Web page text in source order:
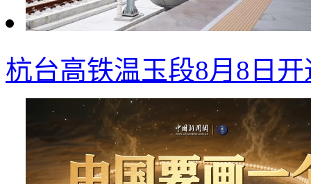
杭台高铁温玉段8月8日